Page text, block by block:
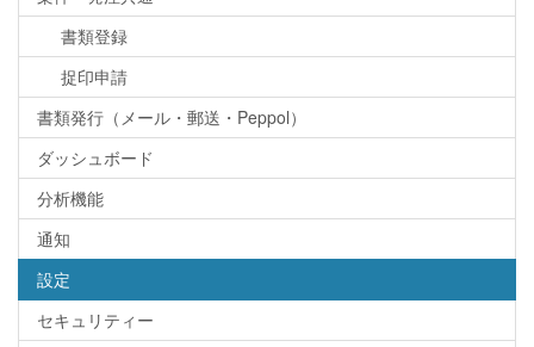
書類登録
捉印申請
書類発行（メール・郵送・Peppol）
ダッシュボード
分析機能
通知
設定
セキュリティー